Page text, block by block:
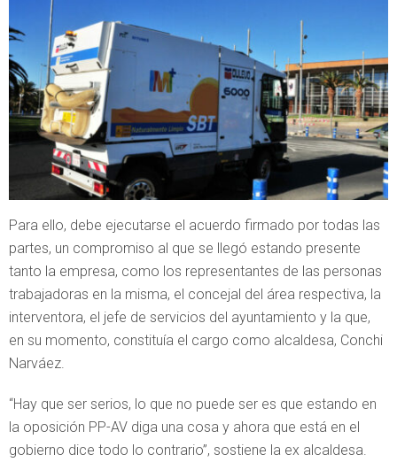
Para ello, debe ejecutarse el acuerdo firmado por todas las
partes, un compromiso al que se llegó estando presente
tanto la empresa, como los representantes de las personas
trabajadoras en la misma, el concejal del área respectiva, la
interventora, el jefe de servicios del ayuntamiento y la que,
en su momento, constituía el cargo como alcaldesa, Conchi
Narváez.
“Hay que ser serios, lo que no puede ser es que estando en
la oposición PP-AV diga una cosa y ahora que está en el
gobierno dice todo lo contrario”, sostiene la ex alcaldesa.